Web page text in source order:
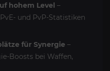
hohem Level –
und PvP-Statistiken
für Synergie –
Boosts bei Waffen,